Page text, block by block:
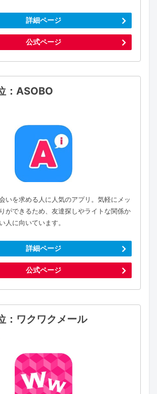
詳細ページ
公式ページ
：ASOBO
いを求める人に人気のアプリ。気軽にメッ
ができるため、友達探しやライトな関係か
人に向いています。
詳細ページ
公式ページ
：ワクワクメール